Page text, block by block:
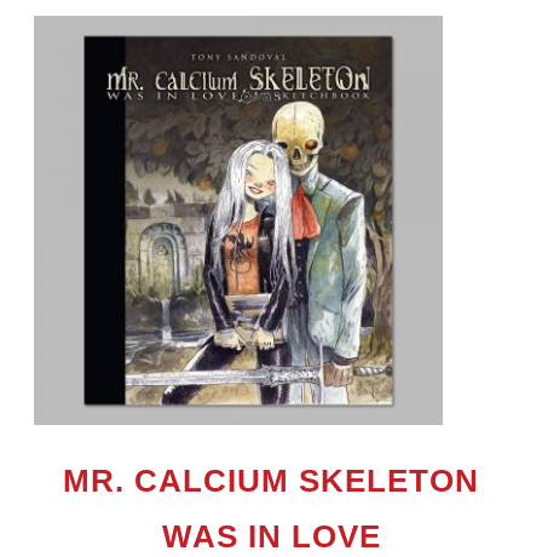
MR. CALCIUM SKELETON
WAS IN LOVE